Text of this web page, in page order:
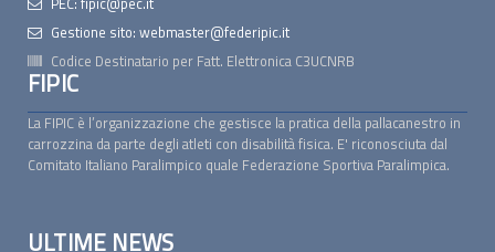
Gestione sito: webmaster@federipic.it
Codice Destinatario per Fatt. Elettronica C3UCNRB
FIPIC
La FIPIC è l’organizzazione che gestisce la pratica della pallacanestro in
carrozzina da parte degli atleti con disabilità fisica. E' riconosciuta dal
Comitato Italiano Paralimpico quale Federazione Sportiva Paralimpica.
ULTIME NEWS